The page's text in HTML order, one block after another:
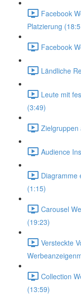
Facebook
Platzierung
Facebook
Ländliche
Leute mit
(3:49)
Zielgruppen
Audience
Diagramme
(1:15)
Carousel
(19:23)
Versteckte
Collection
(13:59)